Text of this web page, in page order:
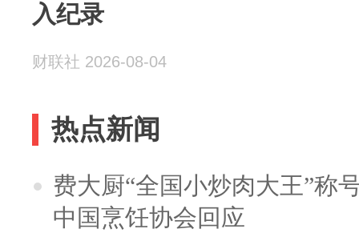
入纪录
财联社 2026-08-04
热点新闻
费大厨“全国小炒肉大王”称
中国烹饪协会回应